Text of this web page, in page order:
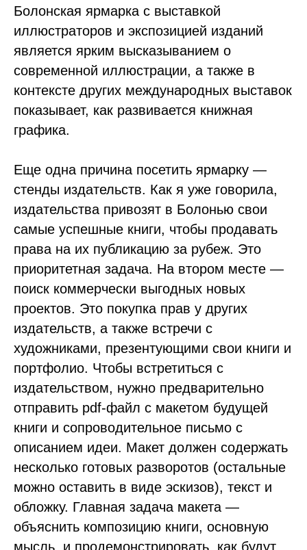
Болонская ярмарка с выставкой
иллюстраторов и экспозицией изданий
является ярким высказыванием о
современной иллюстрации, а также в
контексте других международных выставок
показывает, как развивается книжная
графика.
Еще одна причина посетить ярмарку —
стенды издательств. Как я уже говорила,
издательства привозят в Болонью свои
самые успешные книги, чтобы продавать
права на их публикацию за рубеж. Это
приоритетная задача. На втором месте —
поиск коммерчески выгодных новых
проектов. Это покупка прав у других
издательств, а также встречи с
художниками, презентующими свои книги и
портфолио. Чтобы встретиться с
издательством, нужно предварительно
отправить pdf-файл с макетом будущей
книги и сопроводительное письмо с
описанием идеи. Макет должен содержать
несколько готовых разворотов (остальные
можно оставить в виде эскизов), текст и
обложку. Главная задача макета —
объяснить композицию книги, основную
мысль, и продемонстрировать, как будут